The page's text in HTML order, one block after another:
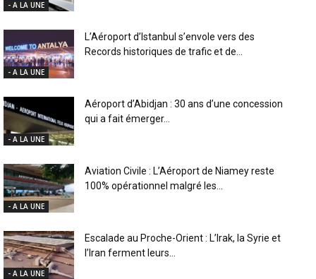
- A LA UNE
- A LA UNE
L’Aéroport d’Istanbul s’envole vers des
Records historiques de trafic et de...
- A LA UNE
Aéroport d’Abidjan : 30 ans d’une concession
qui a fait émerger...
- A LA UNE
Aviation Civile : L’Aéroport de Niamey reste
100% opérationnel malgré les...
- A LA UNE
Escalade au Proche-Orient : L’Irak, la Syrie et
l’Iran ferment leurs...